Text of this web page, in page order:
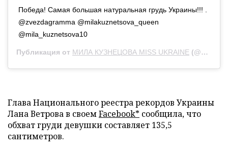
Победа! Самая большая натуральная грудь Украины!!! .
@zvezdagramma @milakuznetsova_queen
@mila_kuznetsova10
Публикация от МИЛА КУЗНЕЦОВА MISS UKRAINE (@mila_kuznetsova10)
Глава Национального реестра рекордов Украины
Лана Ветрова в своемFacebook* сообщила, что
обхват груди девушки составляет 135,5
сантиметров.